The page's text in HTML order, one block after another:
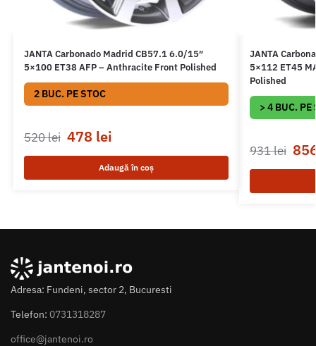
JANTA Carbonado Madrid CB57.1 6.0/15″
5×100 ET38 AFP – Anthracite Front Polished
2 BUC. PE STOC
520lei 478 lei
Adaugă în coș
JANTA
5×112 ET45
Polished
> 4 BUC. PE
931lei
Adresa: Fundeni, sector 2, Bucuresti
Telefon: 0731318287
office@jantenoi.ro